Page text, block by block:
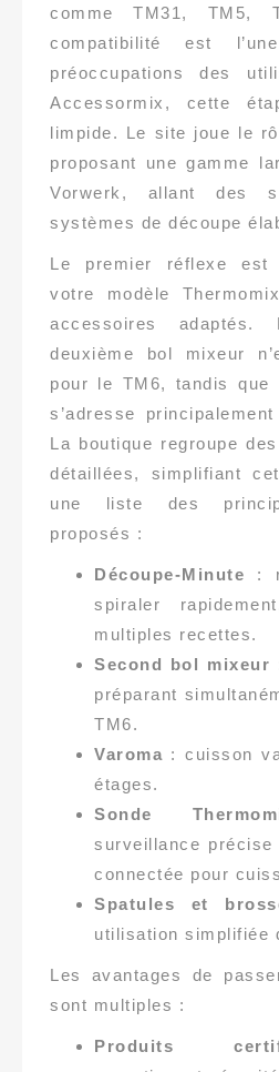
comme TM31, TM5,
compatibilité est
préoccupations des
Accessormix, cette
limpide. Le site joue le
proposant une gamme
Vorwerk, allant des
systèmes de découpe
Le premier réflexe est
votre modèle
accessoires
deuxième bol mixeur
pour le TM6, tandis que
s’adresse
La boutique regroupe
détaillées, simplifiant
une liste des
proposés :
Découpe-Minute :
spiraler
multiples recettes.
Second bol mixeur
préparant
TM6.
Varoma : cuisson
étages.
Sonde
surveillance
connectée pour
Spatules et
utilisation simplifiée
Les avantages de
sont multiples :
Produits